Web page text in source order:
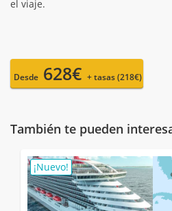
el viaje.
Desde 628€ + tasas (218€)
También te pueden
¡Nuevo!